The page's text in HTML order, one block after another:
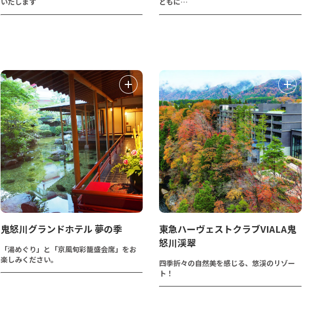
鬼怒川グランドホテル 夢の季
「湯めぐり」と「京風旬彩籠盛会席」をお
楽しみください。
東急ハーヴェストクラブVIALA鬼
怒川渓翠
四季折々の自然美を感じる、悠渓のリゾー
ト！